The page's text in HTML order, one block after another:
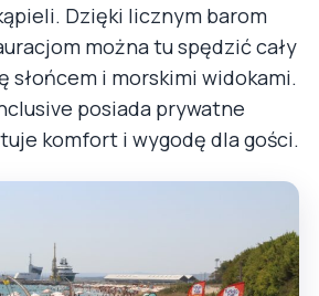
Dzięki licznym barom
można tu spędzić cały
słońcem i morskimi widokami.
posiada prywatne
komfort i wygodę dla gości.